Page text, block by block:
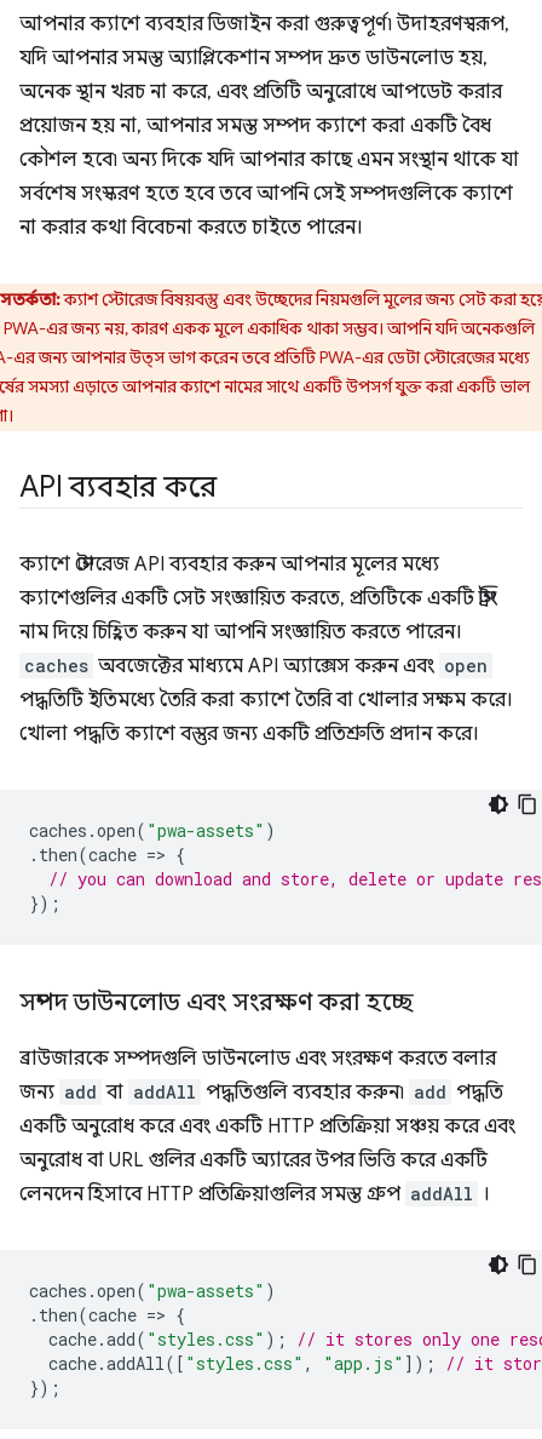
আপনার ক্যাশে ব্যবহার ডিজাইন করা গুরুত্বপূর্ণ৷ উদাহরণস্বরূপ,
যদি আপনার সমস্ত অ্যাপ্লিকেশান সম্পদ দ্রুত ডাউনলোড হয়,
অনেক স্থান খরচ না করে, এবং প্রতিটি অনুরোধে আপডেট করার
প্রয়োজন হয় না, আপনার সমস্ত সম্পদ ক্যাশে করা একটি বৈধ
কৌশল হবে৷ অন্য দিকে যদি আপনার কাছে এমন সংস্থান থাকে যা
সর্বশেষ সংস্করণ হতে হবে তবে আপনি সেই সম্পদগুলিকে ক্যাশে
না করার কথা বিবেচনা করতে চাইতে পারেন।
সতর্কতা:ক্যাশ স্টোরেজ বিষয়বস্তু এবং উচ্ছেদের নিয়মগুলি মূলের জন্য সেট করা
এর জন্য নয়, কারণ একক মূলে একাধিক থাকা সম্ভব। আপনি যদি অনেকগুলি
এর জন্য আপনার উত্স ভাগ করেন তবে প্রতিটি PWA-এর ডেটা স্টোরেজের মধ্যে
সমস্যা এড়াতে আপনার ক্যাশে নামের সাথে একটি উপসর্গ যুক্ত করা একটি ভাল
API ব্যবহার করে
ক্যাশে স্টোরেজ API ব্যবহার করুন আপনার মূলের মধ্যে
ক্যাশেগুলির একটি সেট সংজ্ঞায়িত করতে, প্রতিটিকে একটি স্ট্রিং
নাম দিয়ে চিহ্নিত করুন যা আপনি সংজ্ঞায়িত করতে পারেন।
caches অবজেক্টের মাধ্যমে API অ্যাক্সেস করুন এবং open
পদ্ধতিটি ইতিমধ্যে তৈরি করা ক্যাশে তৈরি বা খোলার সক্ষম করে।
খোলা পদ্ধতি ক্যাশে বস্তুর জন্য একটি প্রতিশ্রুতি প্রদান করে।
caches .open( "pwa-assets" )
. then(cache => {
// you can download and store, delete or update
});
সম্পদ ডাউনলোড এবং সংরক্ষণ করা হচ্ছে
ব্রাউজারকে সম্পদগুলি ডাউনলোড এবং সংরক্ষণ করতে বলার
জন্য add বা addAll পদ্ধতিগুলি ব্যবহার করুন৷ add পদ্ধতি
একটি অনুরোধ করে এবং একটি HTTP প্রতিক্রিয়া সঞ্চয় করে এবং
অনুরোধ বা URL গুলির একটি অ্যারের উপর ভিত্তি করে একটি
লেনদেন হিসাবে HTTP প্রতিক্রিয়াগুলির সমস্ত গ্রুপ addAll ।
caches .open( "pwa-assets" )
. then(cache => {
cache.add( "styles.css" );
// it stores only one
cache.addAll([ "styles.css" , "app.js" ]);
// it
});